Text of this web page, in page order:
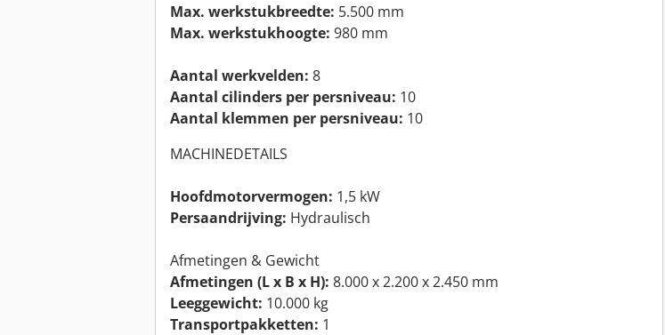
Max. werkstukbreedte: 5.500 mm
Max. werkstukhoogte: 980 mm
Aantal werkvelden: 8
Aantal cilinders per persniveau: 10
Aantal klemmen per persniveau: 10
MACHINEDETAILS
Hoofdmotorvermogen: 1,5 kW
Persaandrijving: Hydraulisch
Afmetingen & Gewicht
Afmetingen (L x B x H): 8.000 x 2.200 x 2.450 mm
Leeggewicht: 10.000 kg
Transportpakketten: 1